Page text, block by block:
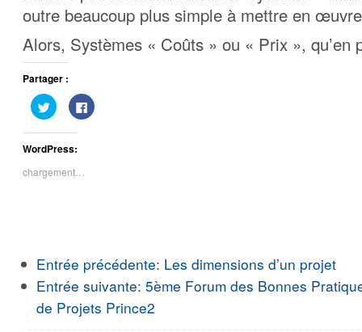
outre beaucoup plus simple à mettre en
Alors, Systèmes « Coûts » ou « Prix », qu’en
Partager :
Cliquez
pour
partager
sur
Twitter(ouvre
dans
nouvelle
Cliquez
pour
WordPress:
chargement…
Entrée précédente: Les dimensions d’un projet
Entrée suivante: 5ème Forum des Bonnes
de Projets Prince2